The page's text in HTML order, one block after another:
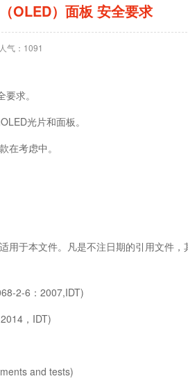
OLED）面板 安全要求
人气： 1091
求。
光片和面板。
考虑中。
于本文件。凡是不注日期的引用文件，
2-6：2007,IDT)
，IDT)
and tests)